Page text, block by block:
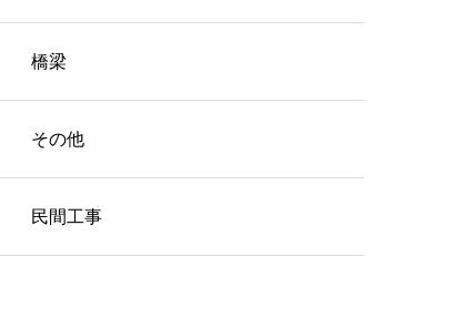
橋梁
その他
民間工事